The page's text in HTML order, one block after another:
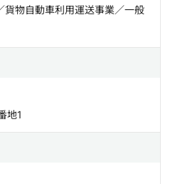
貨物自動車利用運送事業／一般
地1